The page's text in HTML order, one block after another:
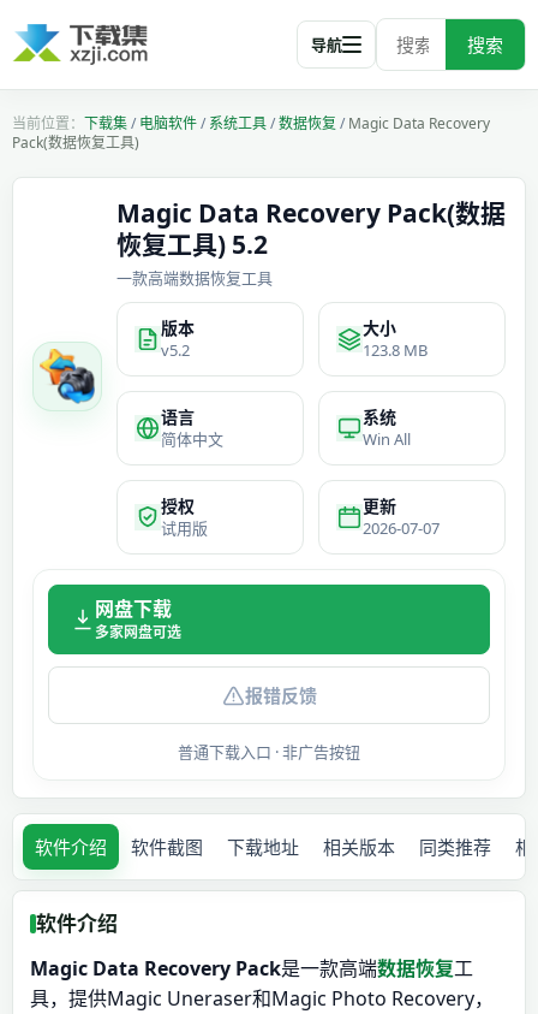
搜索
导航
下载集/电脑软件/系统工具/数据恢复 /Magic Data Recovery
Pack(数据恢复工具)
Magic Data Recovery Pack(数据
恢复工具) 5.2
一款高端数据恢复工具
版本
v5.2
大小
123.8 MB
语言
简体中文
系统
Win All
授权
试用版
更新
2026-07-07
网盘下载
多家网盘可选
报错反馈
普通下载入口 · 非广告按钮
软件介绍 软件截图 下载地址 相关版本 同类推荐 相
软件介绍
Magic Data Recovery Pack是一款高端数据恢复工
具，提供Magic Uneraser和Magic Photo Recovery，